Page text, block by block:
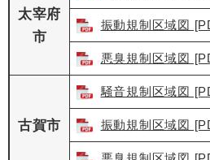
太宰府
市
振動規制区域図
悪臭規制区域図
古賀市
騒音規制区域図
振動規制区域図